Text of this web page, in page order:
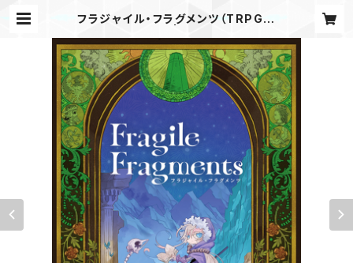
フラジャイル・フラグメンツ（TRPGル